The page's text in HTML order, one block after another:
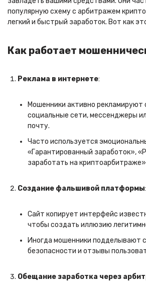
популярную схему с арбитражем
легкий и быстрый заработок. Вот как
Как работает
Реклама в интернете:
Мошенники активно рекламируют
социальные сети, мессенджеры
почту.
Часто используется
«Гарантированный заработок»,
заработать на криптоарбитраже»
Создание фальшивой платформы:
Сайт копирует интерфейс
чтобы создать иллюзию
Иногда мошенники подделывают
безопасности и отзывы
Обещание заработка через